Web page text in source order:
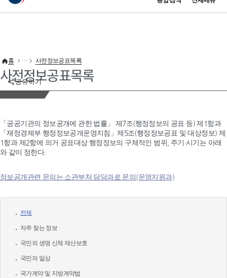
이 누리집은 대한민국 공식 전자정부 누리집입니다.
공유하기
홈 사전정보공표목록
사전정보공표목록
「공공기관의 정보공개에 관한 법률」 제7조(행정정보의 공표 등) 제1항과
「재정경제부 행정정보공개운영지침」제5조(행정정보공표 및 대상정보) 제
1항과 제2항에 의거 공표대상 행정정보의 구체적인 범위, 주기·시기는 아래
와 같이 정한다.
정보공개관련 문의는 소관부처 담당과로 문의(운영지원과)
전체
자주 찾는 정보
국민의 생명 신체 재산보호
국민의 일상
국가계약 및 지방계약법